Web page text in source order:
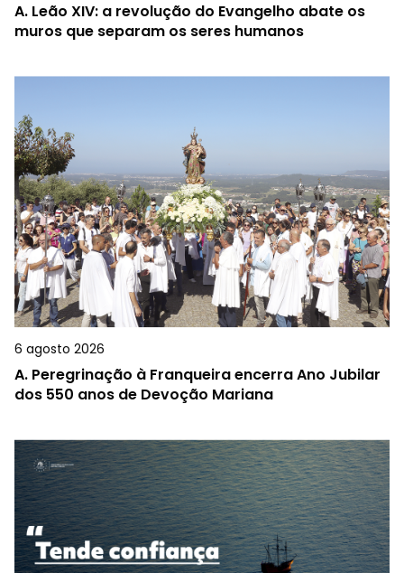
A. Leão XIV: a revolução do Evangelho abate os
muros que separam os seres humanos
6 agosto 2026
A. Peregrinação à Franqueira encerra Ano Jubilar
dos 550 anos de Devoção Mariana